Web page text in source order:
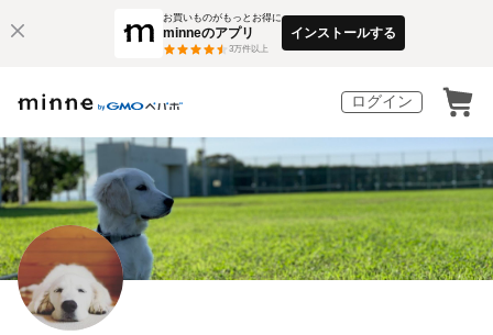
お買いものがもっとお得に
minneのアプリ
3万件以上
インストールする
ログイン